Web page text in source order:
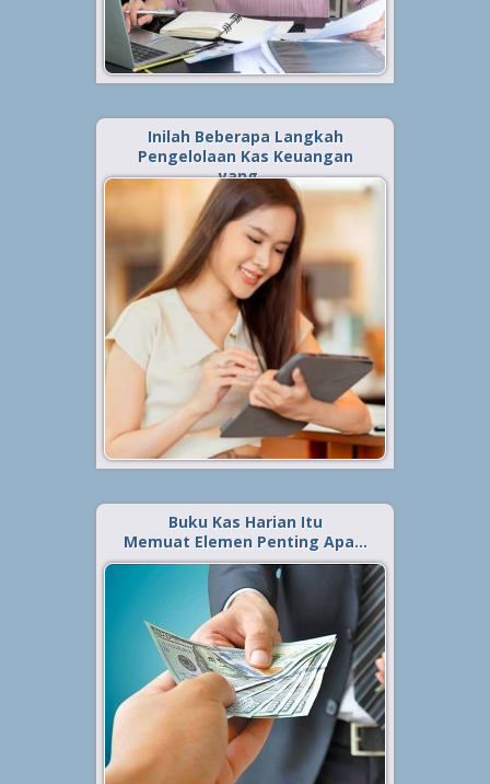
Baca Selengkapnya »
Inilah Beberapa Langkah
Pengelolaan Kas Keuangan
yang…
Diterbitkan tanggal 7 Jul 2023, dalam kategori
Keuangan
.
Pengelolaan kas menjadi faktor
penting dan menentukan arah
kehidupan di zaman yang
mewajibkan banyak manusia
untuk bergantung terhadap
keberadaan uang, karena itu
apabila pengelolaan kas ini baik
besar kemungkinan kehidupan pun
jauh...
Baca Selengkapnya »
Buku Kas Harian Itu
Memuat Elemen Penting Apa…
Diterbitkan tanggal 1 Jul 2023, dalam kategori
Keuangan
Buku kas harian sejatinya
merupakan hal yang tak bisa
diabaikan karena ia bersifat
penting sebagai satu catatan
keuangan yang digunakan untuk
mencatat secara terperinci setiap
transaksi yang terjadi, baik dalam
keperluan pribadi,...